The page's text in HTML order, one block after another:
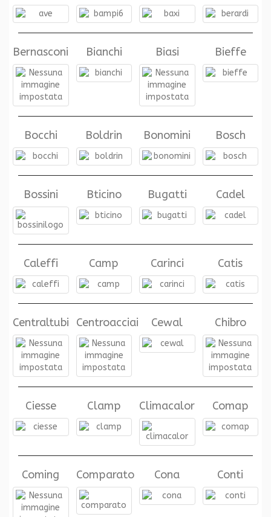
Bernasconi Bianchi Biasi Bieffe
Bocchi Boldrin Bonomini Bosch
Bossini Bticino Bugatti Cadel
Caleffi Camp Carinci Catis
Centraltubi Centroacciai Cewal Chibro
Ciesse Clamp Climacalor Comap
Coming Comparato Cona Conti